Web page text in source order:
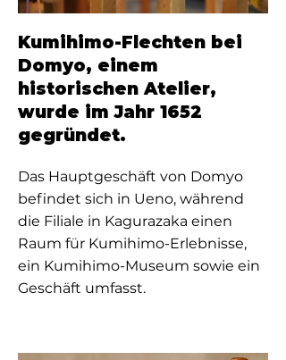
Kumihimo-Flechten bei
Domyo, einem
historischen Atelier,
wurde im Jahr 1652
gegründet.
Das Hauptgeschäft von Domyo
befindet sich in Ueno, während
die Filiale in Kagurazaka einen
Raum für Kumihimo-Erlebnisse,
ein Kumihimo-Museum sowie ein
Geschäft umfasst.